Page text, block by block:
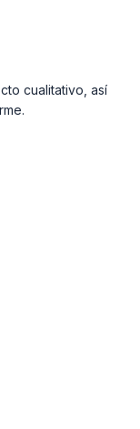
cualitativo, así